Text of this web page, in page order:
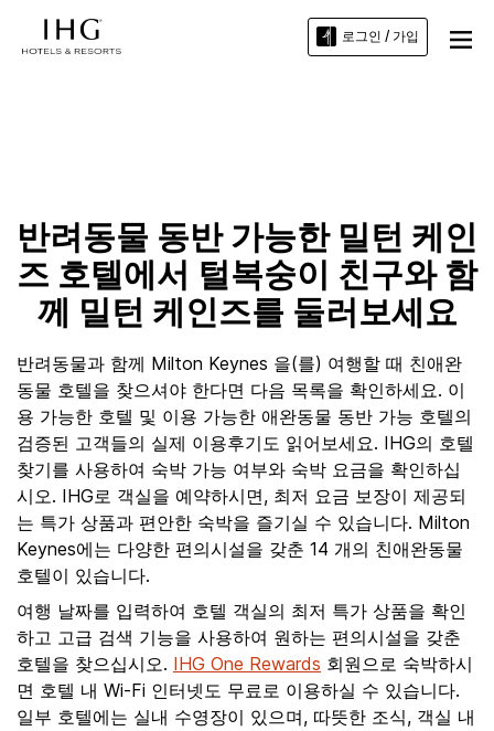
로그인 / 가입
반려동물 동반 가능한 밀턴 케인
즈 호텔에서 털복숭이 친구와 함
께 밀턴 케인즈를 둘러보세요
반려동물과 함께 Milton Keynes 을(를) 여행할 때 친애완
동물 호텔을 찾으셔야 한다면 다음 목록을 확인하세요. 이
용 가능한 호텔 및 이용 가능한 애완동물 동반 가능 호텔의
검증된 고객들의 실제 이용후기도 읽어보세요. IHG의 호텔
찾기를 사용하여 숙박 가능 여부와 숙박 요금을 확인하십
시오. IHG로 객실을 예약하시면, 최저 요금 보장이 제공되
는 특가 상품과 편안한 숙박을 즐기실 수 있습니다. Milton
Keynes에는 다양한 편의시설을 갖춘 14 개의 친애완동물
호텔이 있습니다.
여행 날짜를 입력하여 호텔 객실의 최저 특가 상품을 확인
하고 고급 검색 기능을 사용하여 원하는 편의시설을 갖춘
호텔을 찾으십시오. IHG One Rewards 회원으로 숙박하시
면 호텔 내 Wi-Fi 인터넷도 무료로 이용하실 수 있습니다.
일부 호텔에는 실내 수영장이 있으며, 따뜻한 조식, 객실 내